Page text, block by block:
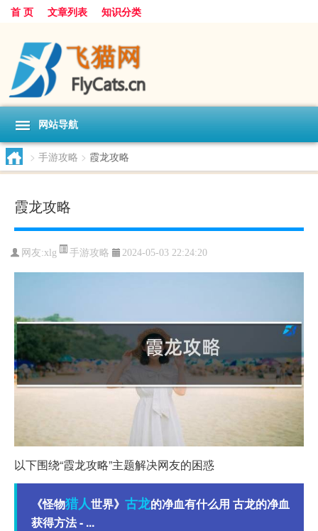
首 页 文章列表 知识分类
网站导航
> 手游攻略 > 霞龙攻略
霞龙攻略
网友:xlg 手游攻略 2024-05-03 22:24:20
以下围绕“霞龙攻略”主题解决网友的困惑
《怪物猎人世界》 古龙的净血有什么用 古龙的净血
获得方法 - ...